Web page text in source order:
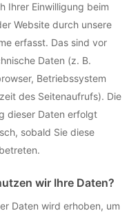
Ihrer Einwilligung beim
Website durch unsere
erfasst. Das sind vor
Daten (z. B.
Betriebssystem
des Seitenaufrufs). Die
dieser Daten erfolgt
sobald Sie diese
wir Ihre Daten?
Daten wird erhoben, um